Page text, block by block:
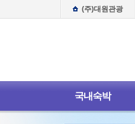
(주)대원관광
국내숙박